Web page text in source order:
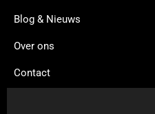
Blog & Nieuws
Over ons
Contact